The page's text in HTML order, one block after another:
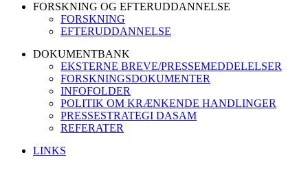
FORSKNING OG EFTERUDDANNELSE
FORSKNING
EFTERUDDANNELSE
DOKUMENTBANK
EKSTERNE BREVE/PRESSEMEDDELELSER
FORSKNINGSDOKUMENTER
INFOFOLDER
POLITIK OM KRÆNKENDE HANDLINGER
PRESSESTRATEGI DASAM
REFERATER
LINKS